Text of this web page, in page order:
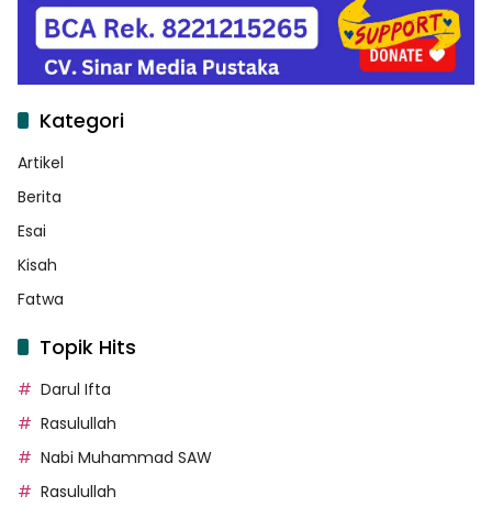
Kategori
Artikel
Berita
Esai
Kisah
Fatwa
Topik Hits
Darul Ifta
Rasulullah
Nabi Muhammad SAW
Rasulullah